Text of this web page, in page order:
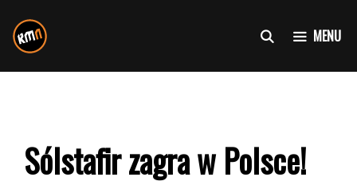
do
treści
MENU
Sólstafir zagra w Polsce!